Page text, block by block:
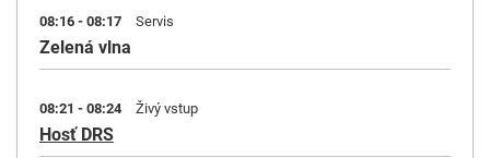
08:16 - 08:17 Servis
Zelená vlna
08:21 - 08:24 Živý vstup
Hosť DRS